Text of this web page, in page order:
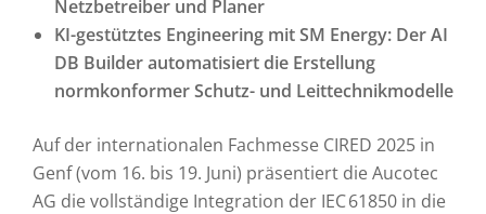
Netzbetreiber und Planer
KI-gestütztes Engineering mit SM Energy: Der AI
DB Builder automatisiert die Erstellung
normkonformer Schutz- und Leittechnikmodelle
Auf der internationalen Fachmesse CIRED 2025 in
Genf (vom 16. bis 19. Juni) präsentiert die Aucotec
AG die vollständige Integration der IEC 61850 in die